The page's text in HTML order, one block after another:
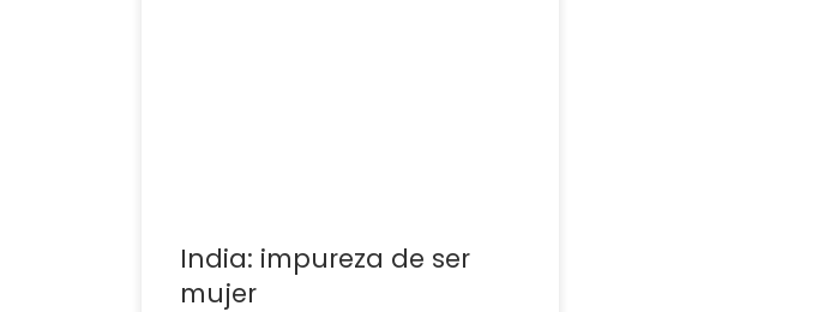
India: impureza de ser
mujer